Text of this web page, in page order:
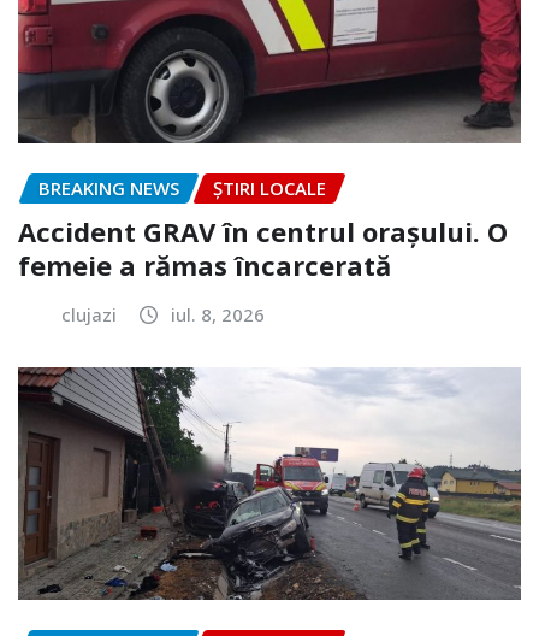
BREAKING NEWS ȘTIRI LOCALE
Accident GRAV în centrul orașului. O
femeie a rămas încarcerată
clujazi iul. 8, 2026